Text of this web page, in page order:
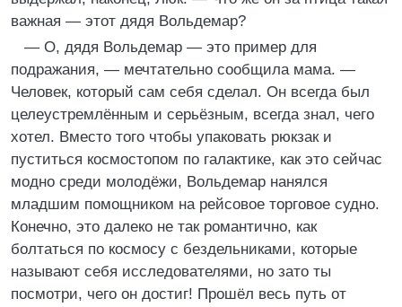
важная — этот дядя Вольдемар?
— О, дядя Вольдемар — это пример для
подражания, — мечтательно сообщила мама. —
Человек, который сам себя сделал. Он всегда был
целеустремлённым и серьёзным, всегда знал, чего
хотел. Вместо того чтобы упаковать рюкзак и
пуститься космостопом по галактике, как это сейчас
модно среди молодёжи, Вольдемар нанялся
младшим помощником на рейсовое торговое судно.
Конечно, это далеко не так романтично, как
болтаться по космосу с бездельниками, которые
называют себя исследователями, но зато ты
посмотри, чего он достиг! Прошёл весь путь от